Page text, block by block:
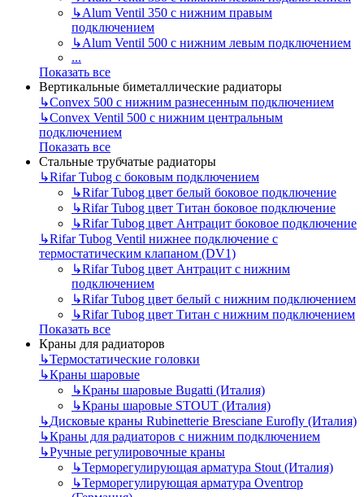
↳Alum Ventil 350 с нижним правым
подключением
↳Alum Ventil 500 с нижним левым подключением
...
Показать все
Вертикальные биметаллические радиаторы
↳Convex 500 с нижним разнесенным подключением
↳Convex Ventil 500 с нижним центральным
подключением
Показать все
Стальные трубчатые радиаторы
↳Rifar Tubog с боковым подключением
↳Rifar Tubog цвет белый боковое подключение
↳Rifar Tubog цвет Титан боковое подключение
↳Rifar Tubog цвет Антрацит боковое подключение
↳Rifar Tubog Ventil нижнее подключение с
термостатическим клапаном (DV1)
↳Rifar Tubog цвет Антрацит с нижним
подключением
↳Rifar Tubog цвет белый с нижним подключением
↳Rifar Tubog цвет Титан с нижним подключением
Показать все
Краны для радиаторов
↳Термостатические головки
↳Краны шаровые
↳Краны шаровые Bugatti (Италия)
↳Краны шаровые STOUT (Италия)
↳Дисковые краны Rubinetterie Bresciane Eurofly (Италия)
↳Краны для радиаторов с нижним подключением
↳Ручные регулировочные краны
↳Терморегулирующая арматура Stout (Италия)
↳Терморегулирующая арматура Oventrop